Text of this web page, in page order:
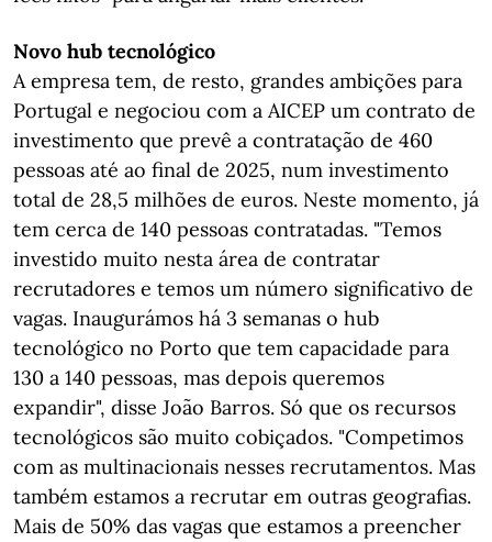
Novo hub tecnológico
A empresa tem, de resto, grandes ambições para
Portugal e negociou com a AICEP um contrato de
investimento que prevê a contratação de 460
pessoas até ao final de 2025, num investimento
total de 28,5 milhões de euros. Neste momento, já
tem cerca de 140 pessoas contratadas. "Temos
investido muito nesta área de contratar
recrutadores e temos um número significativo de
vagas. Inaugurámos há 3 semanas o hub
tecnológico no Porto que tem capacidade para
130 a 140 pessoas, mas depois queremos
expandir", disse João Barros. Só que os recursos
tecnológicos são muito cobiçados. "Competimos
com as multinacionais nesses recrutamentos. Mas
também estamos a recrutar em outras geografias.
Mais de 50% das vagas que estamos a preencher